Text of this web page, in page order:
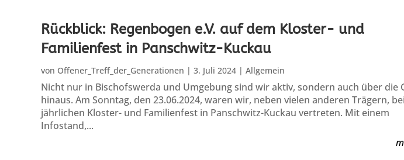
Rückblick: Regenbogen e.V. auf dem Kloster- und
Familienfest in Panschwitz-Kuckau
von Offener_Treff_der_Generationen | 3. Juli 2024| Allgemein
Nicht nur in Bischofswerda und Umgebung sind wir aktiv, sondern auch über die
hinaus. Am Sonntag, den 23.06.2024, waren wir, neben vielen anderen Trägern,
jährlichen Kloster- und Familienfest in Panschwitz-Kuckau vertreten. Mit einem
Infostand,...